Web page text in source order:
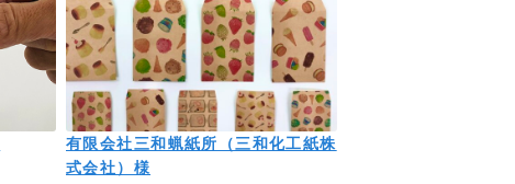
有限会社三和蝋紙所（三和化工紙株
式会社）様